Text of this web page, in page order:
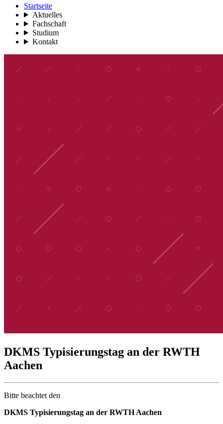
Startseite
Aktuelles
Fachschaft
Studium
Kontakt
DKMS Typisierungstag an der RWTH
Aachen
Bitte beachtet den
DKMS Typisierungstag an der RWTH Aachen